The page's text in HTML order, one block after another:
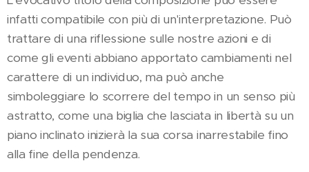
infatti compatibile con più di un'interpretazione. Può
trattare di una riflessione sulle nostre azioni e di
come gli eventi abbiano apportato cambiamenti nel
carattere di un individuo, ma può anche
simboleggiare lo scorrere del tempo in un senso più
astratto, come una biglia che lasciata in libertà su un
piano inclinato inizierà la sua corsa inarrestabile fino
alla fine della pendenza.